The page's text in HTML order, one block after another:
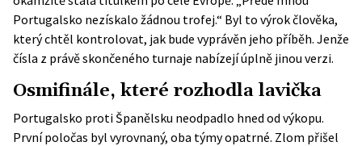
Portugalsko nezískalo žádnou trofej.“ Byl to výrok člověka,
který chtěl kontrolovat, jak bude vyprávěn jeho příběh. Jenže
čísla z právě skončeného turnaje nabízejí úplně jinou verzi.
Osmifinále, které rozhodla lavička
Portugalsko proti Španělsku neodpadlo hned od výkopu.
První poločas byl vyrovnaný, oba týmy opatrné. Zlom přišel